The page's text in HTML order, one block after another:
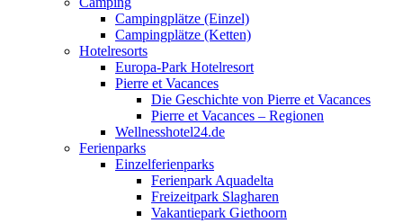
Campingplätze (Einzel)
Campingplätze (Ketten)
Hotelresorts
Europa-Park Hotelresort
Pierre et Vacances
Die Geschichte von Pierre et Vacances
Pierre et Vacances – Regionen
Wellnesshotel24.de
Ferienparks
Einzelferienparks
Ferienpark Aquadelta
Freizeitpark Slagharen
Vakantiepark Giethoorn